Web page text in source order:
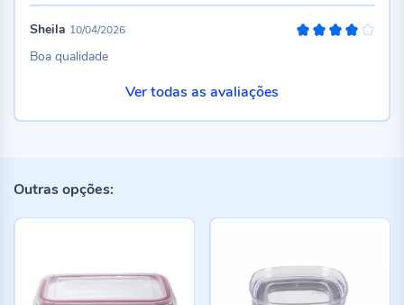
Sheila 10/04/2026
Boa qualidade
Ver todas as avaliações
Outras opções: